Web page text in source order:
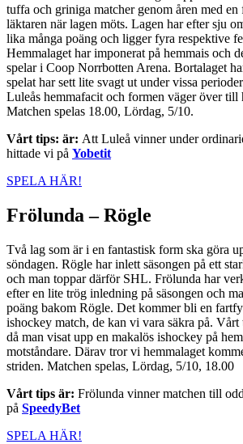
tuffa och griniga matcher genom åren med en
läktaren när lagen möts. Lagen har efter sju
lika många poäng och ligger fyra respektive
Hemmalaget har imponerat på hemmais och
spelar i Coop Norrbotten Arena. Bortalaget
spelat har sett lite svagt ut under vissa
Luleås hemmafacit och formen väger över till
Matchen spelas 18.00, Lördag, 5/10.
Vårt tips: är: Att Luleå vinner under
hittade vi på Yobetit
SPELA HÄR!
Frölunda – Rögle
Två lag som är i en fantastisk form ska göra
söndagen. Rögle har inlett säsongen på ett
och man toppar därför SHL. Frölunda har
efter en lite trög inledning på säsongen och
poäng bakom Rögle. Det kommer bli en
ishockey match, de kan vi vara säkra på.
då man visat upp en makalös ishockey på
motståndare. Därav tror vi hemmalaget
striden. Matchen spelas, Lördag, 5/10, 18.00
Vårt tips är: Frölunda vinner matchen till
på SpeedyBet
SPELA HÄR!